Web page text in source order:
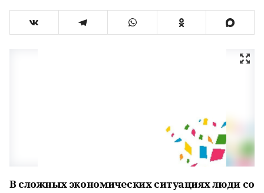
В сложных экономических ситуациях люди со